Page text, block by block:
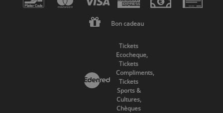
Bon cadeau
Tickets
Ecocheque,
Tickets
Compliments,
Tickets
Sports &
Cultures,
Chèques